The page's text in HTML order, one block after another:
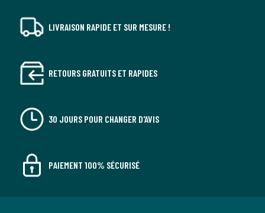
LIVRAISON RAPIDE ET SUR MESURE !
RETOURS GRATUITS ET RAPIDES
30 JOURS POUR CHANGER D'AVIS
PAIEMENT 100% SÉCURISÉ